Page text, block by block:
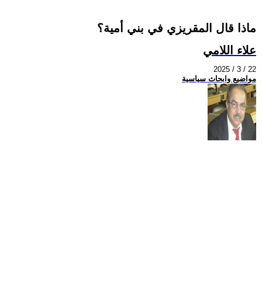
ماذا قال المقريزي في بني أمية؟
علاء اللامي
2025 / 3 / 22
مواضيع وابحاث سياسية